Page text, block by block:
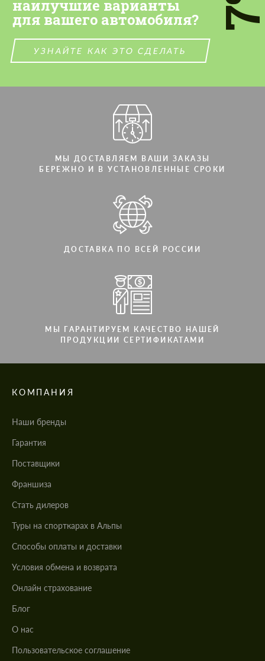
наилучшие варианты
для вашего автомобиля?
УЗНАЙТЕ КАК ЭТО СДЕЛАТЬ
МЫ ДОСТАВЛЯЕМ ВАШИ ЗАКАЗЫ
БЕРЕЖНО И В УСТАНОВЛЕННЫЕ СРОКИ
ДОСТАВКА ПО ВСЕЙ РОССИИ
МЫ ГАРАНТИРУЕМ КАЧЕСТВО НАШЕЙ
ПРОДУКЦИИ СЕРТИФИКАТАМИ
КОМПАНИЯ
Наши бренды
Гарантия
Поставщики
Франшиза
Стать дилеров
Туры на спорткарах в Альпы
Cпособы оплаты и доставки
Условия обмена и возврата
Онлайн страхование
Блог
О нас
Пользовательское соглашение
СВЯЖИТЕСЬ СО МНОЙ
СВЯЖИТЕСЬ СО МНОЙ
Мы говорим на вашем языке